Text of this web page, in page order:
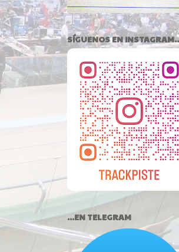
SÍGUENOS EN
...EN TELEGRAM